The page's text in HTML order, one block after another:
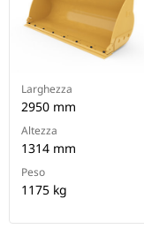
Larghezza
2950 mm
Altezza
1314 mm
Peso
1175 kg